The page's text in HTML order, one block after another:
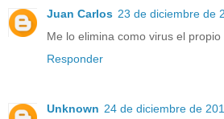
Juan Carlos 23 de diciembre de
Me lo elimina como virus el propio
Responder
Unknown 24 de diciembre de